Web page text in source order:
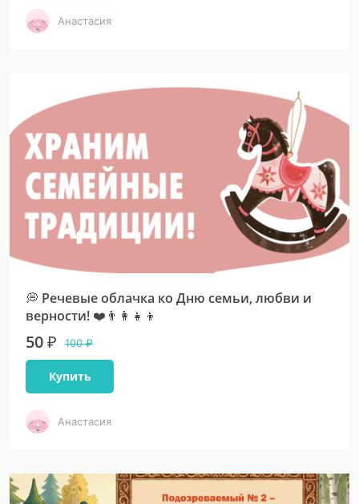
Анастасия
💭 Речевые облачка ко Дню семьи, любви и
верности! ❤️👨‍👩‍👧‍👦
50 ₽ 100 ₽
Купить
Анастасия